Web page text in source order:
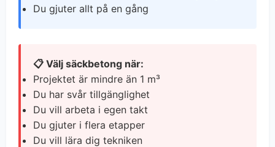
Du gjuter allt på en gång
📋 Välj säckbetong när:
Projektet är mindre än 1 m³
Du har svår tillgänglighet
Du vill arbeta i egen takt
Du gjuter i flera etapper
Du vill lära dig tekniken